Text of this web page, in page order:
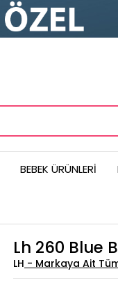
BEBEK ÜRÜNLERI
Lh 260 Blue
LH